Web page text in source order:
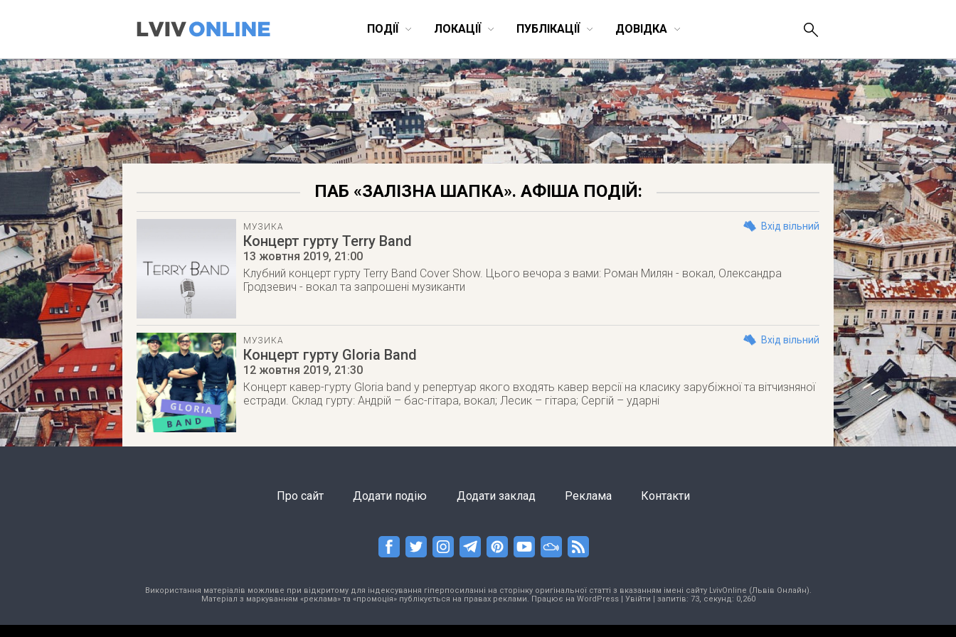
ПОДІЇ ЛОКАЦІЇ ПУБЛІКАЦІЇ ДОВІДКА
ПАБ «ЗАЛІЗНА ШАПКА». АФІША ПОДІЙ:
МУЗИКА Вхід вільний
Концерт гурту Terry Band
13 жовтня 2019, 21:00
Клубний концерт гурту Terry Band Cover Show. Цього вечора з вами: Роман Милян - вокал, Олександра
Гродзевич - вокал та запрошені музиканти
МУЗИКА Вхід вільний
Концерт гурту Gloria Band
12 жовтня 2019, 21:30
Концерт кавер-гурту Gloria band у репертуар якого входять кавер версії на класику зарубіжної та вітчизняної
естради. Склад гурту: Андрій – бас-гітара, вокал; Лесик – гітара; Сергій – ударні
Про сайт Додати подію Додати заклад Реклама Контакти
Використання матеріалів можливе при відкритому для індексування гіперпосиланні на сторінку оригінальної статті з вказанням імені сайту LvivOnline (Львів Онлайн).
Матеріал з маркуванням «реклама» та «промоція» публікується на правах реклами. Працює на WordPress| Увійти | запитів: 73, секунд: 0,260